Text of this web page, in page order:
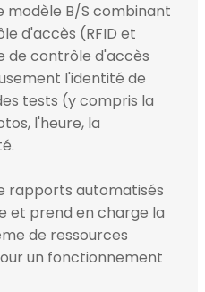
modèle B/S combinant
d'accès (RFID et
de contrôle d'accès
l'identité de
tests (y compris la
l'heure, la
rapports automatisés
et prend en charge la
de ressources
un fonctionnement